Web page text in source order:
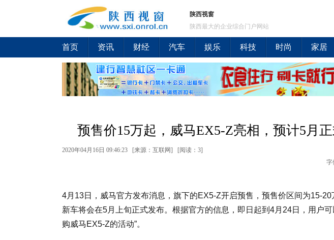
陕西视窗
陕西最大的企业综合门户网站
首页 资讯 财经 汽车 娱乐 科技 时尚 家居
预售价15万起，威马EX5-Z亮相，预计5月
2020年04月16日 09:46:23 [来源：互联网] [阅读：3]
字
4月13日，威马官方发布消息，旗下的EX5-Z开启预售，预售价区间为15-20
新车将会在5月上旬正式发布。根据官方的信息，即日起到4月24日，用户可
购威马EX5-Z的活动”。